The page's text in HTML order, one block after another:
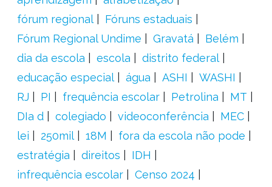
fórum regional
Fóruns estaduais
Fórum Regional Undime
Gravatá
Belém
dia da escola
escola
distrito federal
educação especial
água ASHI
WASHI
RJ
PI frequência escolar Petrolina
MT
DIa d
colegiado videoconferência
MEC
lei
250mil 18M
fora da escola não pode
estratégia
direitos
IDH
infrequência escolar
Censo 2024